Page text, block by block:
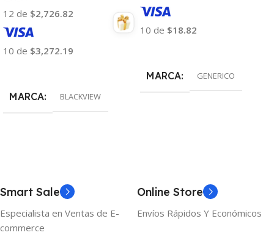
12 de $2,726.82
10 de $3,272.19
MARCA BLACKVIEW
10 de $18.82
MARCA GENERICO
Smart Sale
Especialista en Ventas de E-
commerce
Online Store
Envíos Rápidos Y Económicos